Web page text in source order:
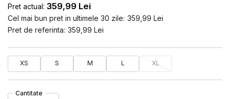
Pret actual: 359,99 Lei
Cel mai bun pret in ultimele 30 zile: 359,99 Lei
Pret de referinta: 359,99 Lei
XS S M L XL
Cantitate